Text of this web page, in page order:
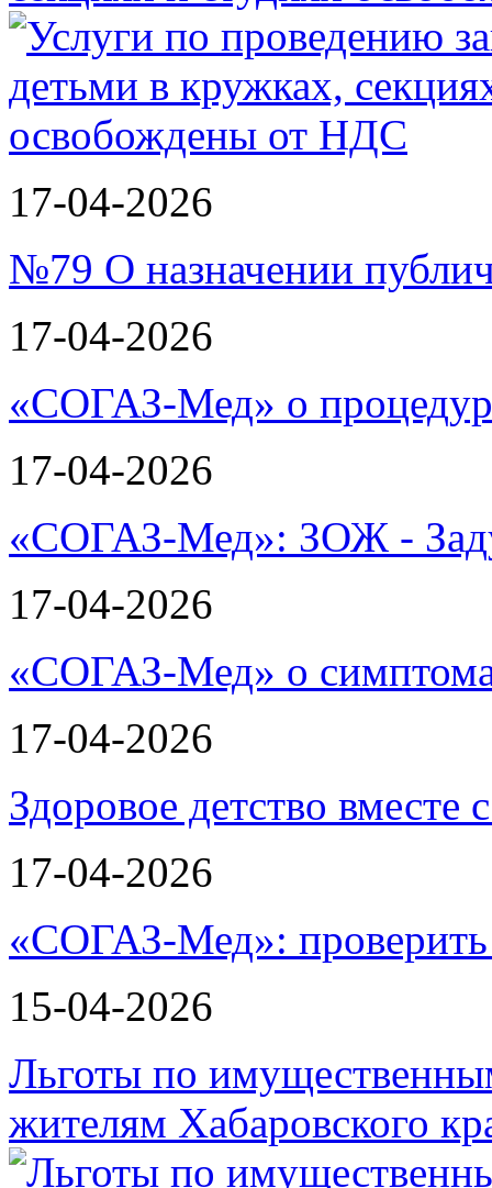
17-04-2026
№79 О назначении
17-04-2026
«СОГАЗ-Мед» о
17-04-2026
«СОГАЗ-Мед»: ЗОЖ -
17-04-2026
«СОГАЗ-Мед» о
17-04-2026
Здоровое детство
17-04-2026
«СОГАЗ-Мед»: проверить
15-04-2026
Льготы по
жителям Хабаровского